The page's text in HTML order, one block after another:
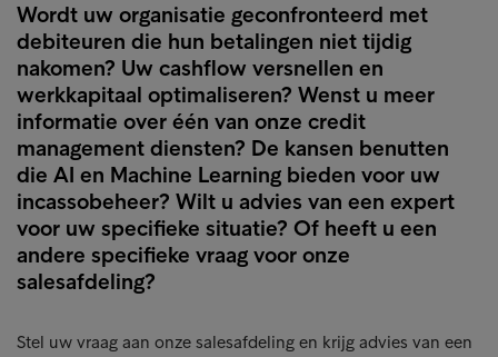
Wordt uw organisatie geconfronteerd met
debiteuren die hun betalingen niet tijdig
nakomen? Uw cashflow versnellen en
werkkapitaal optimaliseren? Wenst u meer
informatie over één van onze credit
management diensten? De kansen benutten
die AI en Machine Learning bieden voor uw
incassobeheer? Wilt u advies van een expert
voor uw specifieke situatie? Of heeft u een
andere specifieke vraag voor onze
salesafdeling?
Stel uw vraag aan onze salesafdeling en krijg advies van een